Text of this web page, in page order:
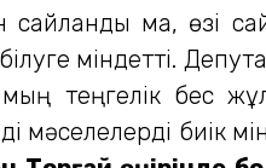
ма, өзі
білуге міндетті.
теңгелік бес
мәселелерді биік